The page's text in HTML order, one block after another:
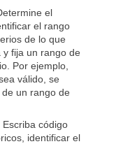
el
el rango
de lo que
fija un rango de
Por ejemplo,
válido, se
un rango de
Escriba código
identificar el